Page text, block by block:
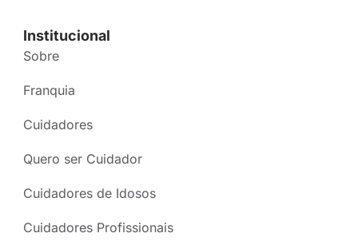
Institucional
Sobre
Franquia
Cuidadores
Quero ser Cuidador
Cuidadores de Idosos
Cuidadores Profissionais